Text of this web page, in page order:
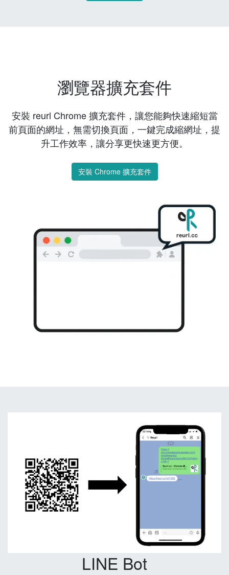
瀏覽器擴充套件
安裝 reurl Chrome 擴充套件，讓您能夠快速縮短當
前頁面的網址，無需切換頁面，一鍵完成縮網址，提
升工作效率，讓分享更快速更方便。
安裝 Chrome 擴充套件
LINE Bot